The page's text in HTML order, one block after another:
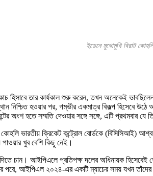
ইডেনে মুখোমুখি বিরাট
তার কার্যকাল শুরু করেন, তখন অনেকেই
নিশ্চিত হওয়ার পর, গম্ভীর একমাত্র বিকল্প হিসেবে
অংশ হতে সম্মতি দেওয়ার সঙ্গে সঙ্গে, এটি প্রথমবার যে
কোহলি ভারতীয় ক্রিকেট কন্ট্রোল বোর্ডকে (বিসিসিআই)
খুব বেশি কিছু নেই।
চান। আইপিএলে প্রতিপক্ষ দলের অধিনায়ক হিসেবেই
পরে, আইপিএল ২০২৪-এর একটি ম্যাচের সময় যখন